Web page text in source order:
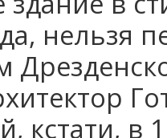
нельзя
кстати, в